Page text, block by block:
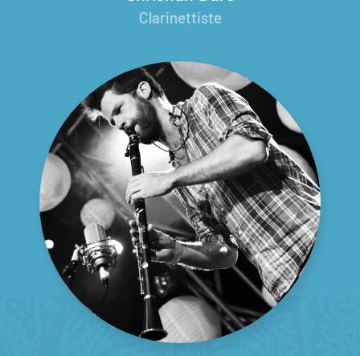
Clarinettiste